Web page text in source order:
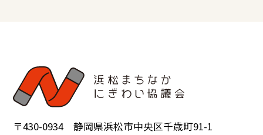
〒430-0934 静岡県浜松市中央区千歳町91-1